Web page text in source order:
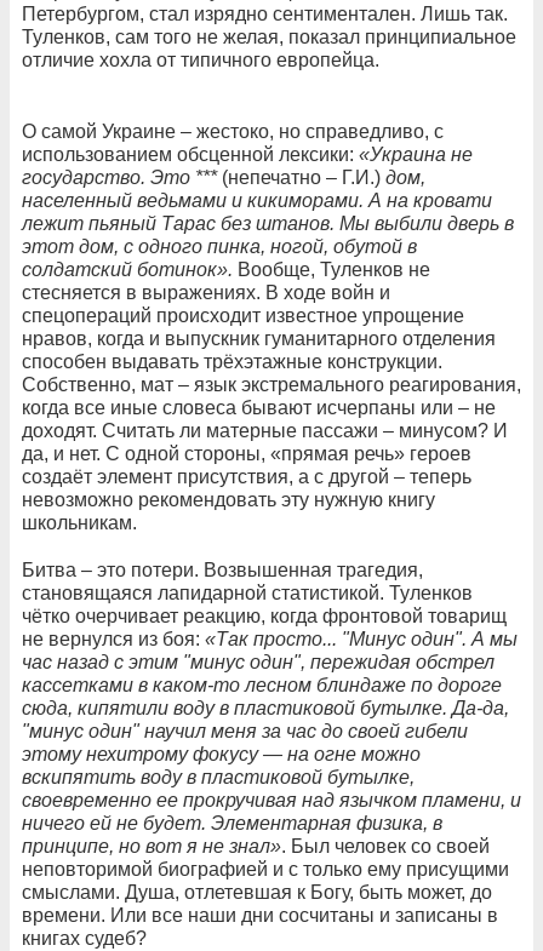
Петербургом, стал изрядно сентиментален. Лишь так.
Туленков, сам того не желая, показал принципиальное
отличие хохла от типичного европейца.
О самой Украине – жестоко, но справедливо, с
использованием обсценной лексики: «Украина не
государство. Это ***(непечатно – Г.И.) дом,
населенный ведьмами и кикиморами. А на кровати
лежит пьяный Тарас без штанов. Мы выбили дверь в
этот дом, с одного пинка, ногой, обутой в
солдатский ботинок». Вообще, Туленков не
стесняется в выражениях. В ходе войн и
спецопераций происходит известное упрощение
нравов, когда и выпускник гуманитарного отделения
способен выдавать трёхэтажные конструкции.
Собственно, мат – язык экстремального реагирования,
когда все иные словеса бывают исчерпаны или – не
доходят. Считать ли матерные пассажи – минусом? И
да, и нет. С одной стороны, «прямая речь» героев
создаёт элемент присутствия, а с другой – теперь
невозможно рекомендовать эту нужную книгу
школьникам.
Битва – это потери. Возвышенная трагедия,
становящаяся лапидарной статистикой. Туленков
чётко очерчивает реакцию, когда фронтовой товарищ
не вернулся из боя: «Так просто... "Минус один". А мы
час назад с этим "минус один", пережидая обстрел
кассетками в каком-то лесном блиндаже по дороге
сюда, кипятили воду в пластиковой бутылке. Да-да,
"минус один" научил меня за час до своей гибели
этому нехитрому фокусу — на огне можно
вскипятить воду в пластиковой бутылке,
своевременно ее прокручивая над язычком пламени, и
ничего ей не будет. Элементарная физика, в
принципе, но вот я не знал». Был человек со своей
неповторимой биографией и с только ему присущими
смыслами. Душа, отлетевшая к Богу, быть может, до
времени. Или все наши дни сосчитаны и записаны в
книгах судеб?